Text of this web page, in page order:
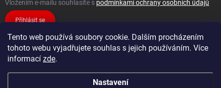
Tento web používá soubory cookie. Dalším procházením
tohoto webu vyjadřujete souhlas s jejich používáním. Více
informací zde.
Nastavení
Vložením e-mailu souhlasíte s podmínkami ochrany osobních údajů
Přihlásit se